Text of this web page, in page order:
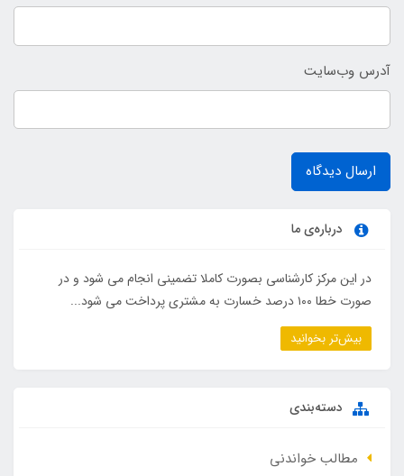
آدرس وب‌سایت
ارسال دیدگاه
درباره‌ی ما
در این مرکز کارشناسی بصورت کاملا تضمینی انجام می شود و در
صورت خطا ۱۰۰ درصد خسارت به مشتری پرداخت می شود...
بیش‌تر بخوانید
دسته‌بندی
مطالب خواندنی